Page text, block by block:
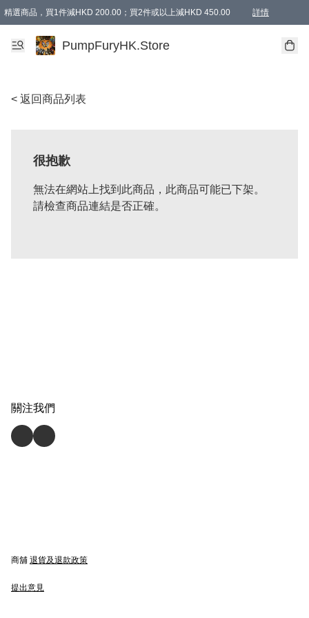
精選商品，買1件減HKD 200.00；買2件或以上減HKD 450.00 詳情
AAPE商品,會員專享9折或以上（按會員等級）AAPE products, members can
精選商品，任選買2件或以上減HKD 100.00
購物滿 HKD 800.00即享免運費優惠！（適用於 特定的送貨方式 )
PumpFuryHK.Store
< 返回商品列表
很抱歉
無法在網站上找到此商品，此商品可能已下架。
請檢查商品連結是否正確。
關注我們
商舖 退貨及退款政策
提出意見